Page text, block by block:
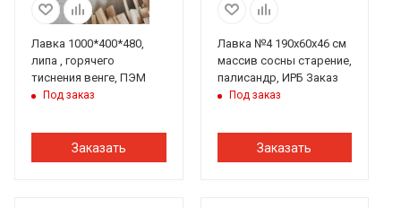
Лавка 1000*400*480,
липа , горячего
тиснения венге, ПЭМ
Под заказ
Заказать
Лавка №4 190х60х46 см
массив сосны старение,
палисандр, ИРБ Заказ
Под заказ
Заказать